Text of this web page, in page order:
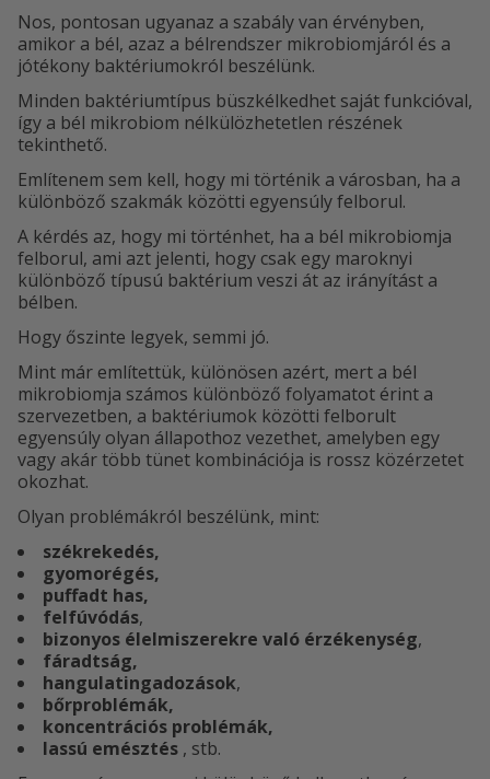
Nos, pontosan ugyanaz a szabály van érvényben,
amikor a bél, azaz a bélrendszer mikrobiomjáról és a
jótékony baktériumokról beszélünk.
Minden baktériumtípus büszkélkedhet saját funkcióval,
így a bél mikrobiom nélkülözhetetlen részének
tekinthető.
Említenem sem kell, hogy mi történik a városban, ha a
különböző szakmák közötti egyensúly felborul.
A kérdés az, hogy mi történhet, ha a bél mikrobiomja
felborul, ami azt jelenti, hogy csak egy maroknyi
különböző típusú baktérium veszi át az irányítást a
bélben.
Hogy őszinte legyek, semmi jó.
Mint már említettük, különösen azért, mert a bél
mikrobiomja számos különböző folyamatot érint a
szervezetben, a baktériumok közötti felborult
egyensúly olyan állapothoz vezethet, amelyben egy
vagy akár több tünet kombinációja is rossz közérzetet
okozhat.
Olyan problémákról beszélünk, mint:
székrekedés,
gyomorégés,
puffadt has,
felfúvódás,
bizonyos élelmiszerekre való érzékenység,
fáradtság,
hangulatingadozások,
bőrproblémák,
koncentrációs problémák,
lassú emésztés , stb.